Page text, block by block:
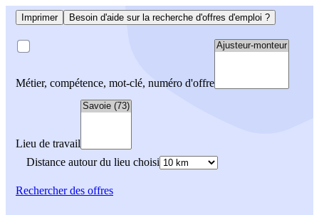
Imprimer Besoin d'aide sur la recherche d'offres d'emploi ?
Métier, compétence, mot-clé, numéro d'offre
Lieu de travail
Distance autour du lieu choisi
Rechercherdes offres